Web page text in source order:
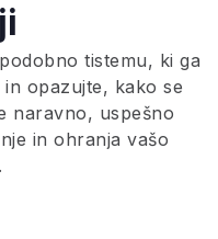
tistemu, ki ga
opazujte, kako se
naravno, uspešno
in ohranja vašo